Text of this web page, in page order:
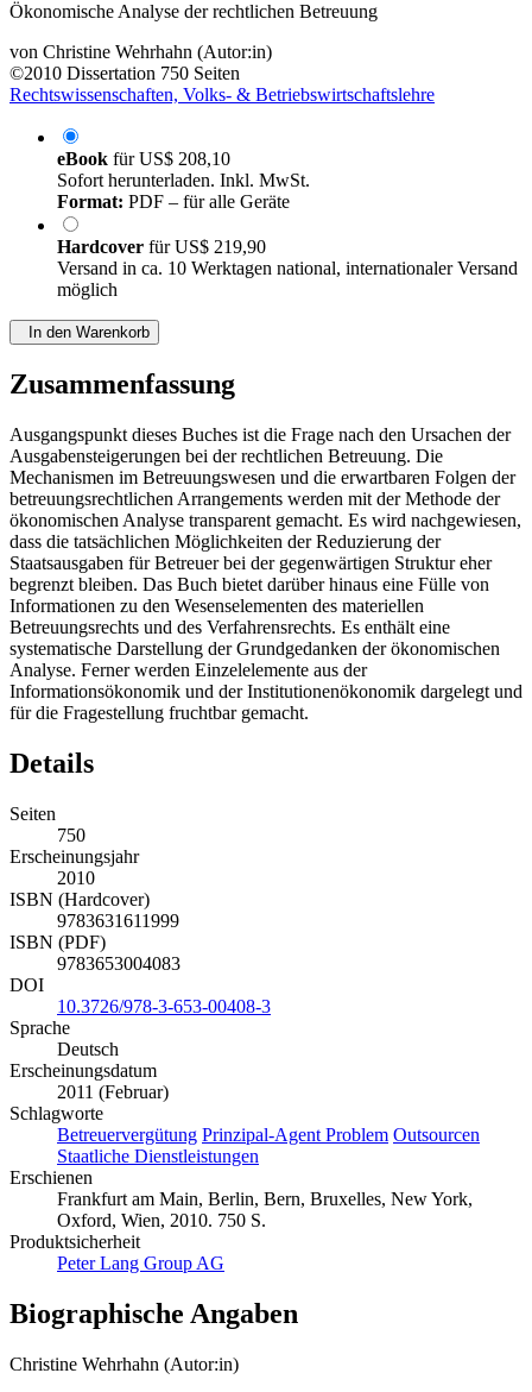
Ökonomische Analyse der rechtlichen Betreuung
von Christine Wehrhahn (Autor:in)
©2010 Dissertation 750 Seiten
Rechtswissenschaften, Volks- & Betriebswirtschaftslehre
eBook fürUS$ 208,10
Sofort herunterladen. Inkl. MwSt.
Format: PDF – für alle Geräte
Hardcover fürUS$ 219,90
Versand in ca. 10 Werktagen national, internationaler Versand
möglich
In den Warenkorb
Zusammenfassung
Ausgangspunkt dieses Buches ist die Frage nach den Ursachen der
Ausgabensteigerungen bei der rechtlichen Betreuung. Die
Mechanismen im Betreuungswesen und die erwartbaren Folgen der
betreuungsrechtlichen Arrangements werden mit der Methode der
ökonomischen Analyse transparent gemacht. Es wird nachgewiesen,
dass die tatsächlichen Möglichkeiten der Reduzierung der
Staatsausgaben für Betreuer bei der gegenwärtigen Struktur eher
begrenzt bleiben. Das Buch bietet darüber hinaus eine Fülle von
Informationen zu den Wesenselementen des materiellen
Betreuungsrechts und des Verfahrensrechts. Es enthält eine
systematische Darstellung der Grundgedanken der ökonomischen
Analyse. Ferner werden Einzelelemente aus der
Informationsökonomik und der Institutionenökonomik dargelegt und
für die Fragestellung fruchtbar gemacht.
Details
Seiten
750
Erscheinungsjahr
2010
ISBN (Hardcover)
9783631611999
ISBN (PDF)
9783653004083
DOI
10.3726/978-3-653-00408-3
Sprache
Deutsch
Erscheinungsdatum
2011 (Februar)
Schlagworte
Betreuervergütung Prinzipal-Agent Problem Outsourcen
Staatliche Dienstleistungen
Erschienen
Frankfurt am Main, Berlin, Bern, Bruxelles, New York,
Oxford, Wien, 2010. 750 S.
Produktsicherheit
Peter Lang Group AG
Biographische Angaben
Christine Wehrhahn (Autor:in)